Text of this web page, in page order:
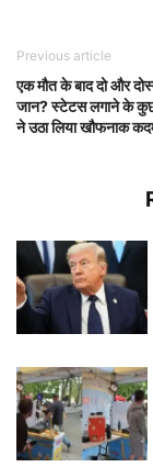
Previous article
एक मौत के बाद दो और
जान? स्टेटस लगाने के
ने उठा लिया खौफनाक